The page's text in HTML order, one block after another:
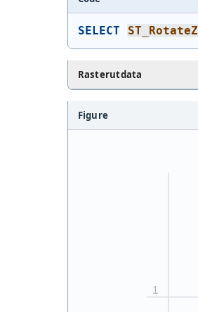
SELECT ST_RotateZ
Rasterutdata
Figure